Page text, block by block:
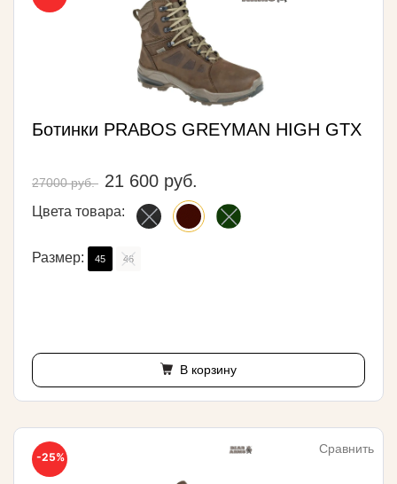
Ботинки PRABOS GREYMAN HIGH GTX
27000 руб. 21 600 руб.
Цвета товара:
Размер: 45 46
В корзину
-25%
Сравнить